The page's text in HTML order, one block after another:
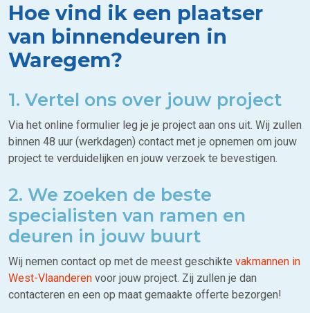
Hoe vind ik een plaatser
van binnendeuren in
Waregem?
1. Vertel ons over jouw project
Via het online formulier leg je je project aan ons uit. Wij zullen
binnen 48 uur (werkdagen) contact met je opnemen om jouw
project te verduidelijken en jouw verzoek te bevestigen.
2. We zoeken de beste
specialisten van ramen en
deuren in jouw buurt
Wij nemen contact op met de meest geschikte vakmannen in
West-Vlaanderen voor jouw project. Zij zullen je dan
contacteren en een op maat gemaakte offerte bezorgen!